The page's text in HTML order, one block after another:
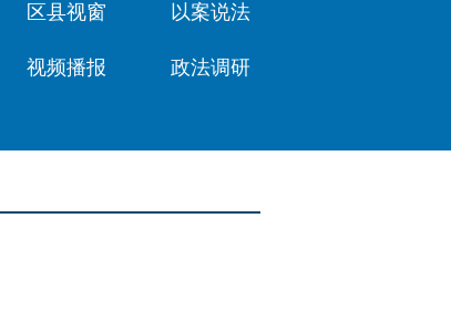
区县视窗 以案说法
视频播报 政法调研